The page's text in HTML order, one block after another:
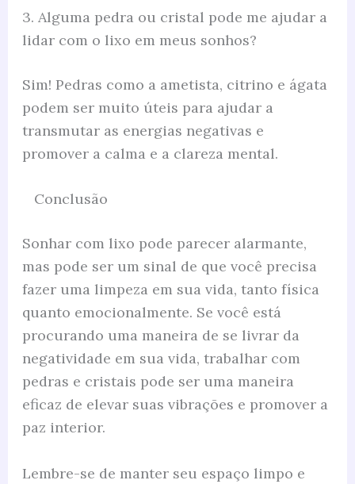
3. Alguma pedra ou cristal pode me ajudar a
lidar com o lixo em meus sonhos?
Sim! Pedras como a ametista, citrino e ágata
podem ser muito úteis para ajudar a
transmutar as energias negativas e
promover a calma e a clareza mental.
Conclusão
Sonhar com lixo pode parecer alarmante,
mas pode ser um sinal de que você precisa
fazer uma limpeza em sua vida, tanto física
quanto emocionalmente. Se você está
procurando uma maneira de se livrar da
negatividade em sua vida, trabalhar com
pedras e cristais pode ser uma maneira
eficaz de elevar suas vibrações e promover a
paz interior.
Lembre-se de manter seu espaço limpo e